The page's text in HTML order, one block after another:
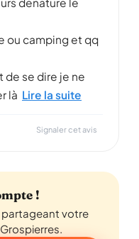
ou camping et qq
de se dire je ne
là Lire la suite
Signaler cet avis
!
partageant votre